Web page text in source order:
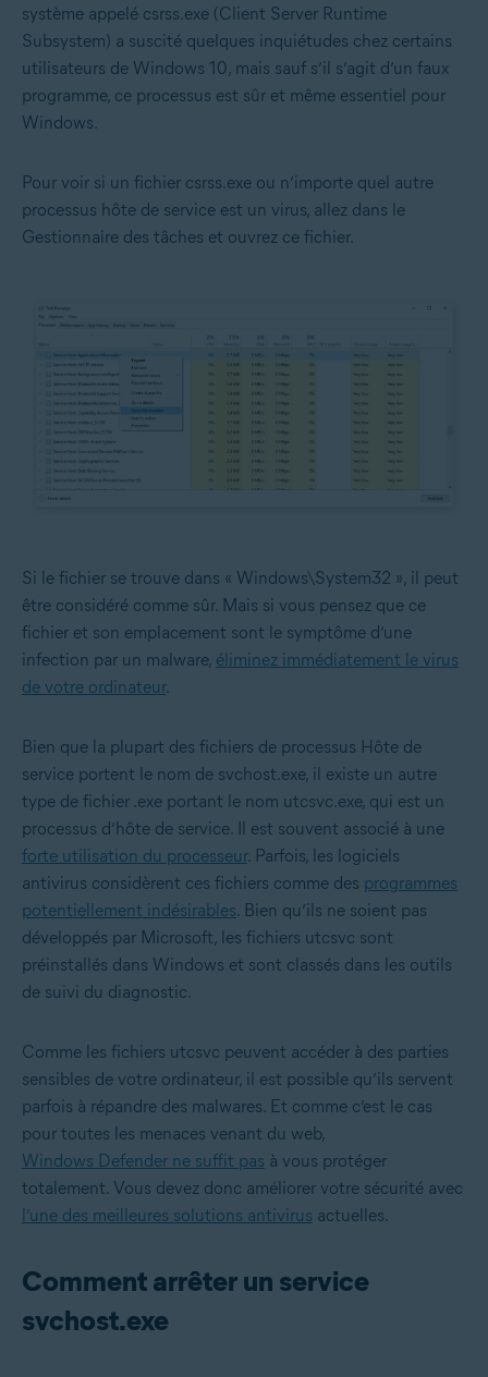
système appelé csrss.exe (Client Server Runtime
Subsystem) a suscité quelques inquiétudes chez certains
utilisateurs de Windows 10, mais sauf s’il s’agit d’un faux
programme, ce processus est sûr et même essentiel pour
Windows.
Pour voir si un fichier csrss.exe ou n’importe quel autre
processus hôte de service est un virus, allez dans le
Gestionnaire des tâches et ouvrez ce fichier.
Si le fichier se trouve dans « Windows\System32 », il peut
être considéré comme sûr. Mais si vous pensez que ce
fichier et son emplacement sont le symptôme d’une
infection par un malware, éliminez immédiatement le virus
de votre ordinateur.
Bien que la plupart des fichiers de processus Hôte de
service portent le nom de svchost.exe, il existe un autre
type de fichier .exe portant le nom utcsvc.exe, qui est un
processus d’hôte de service. Il est souvent associé à une
forte utilisation du processeur. Parfois, les logiciels
antivirus considèrent ces fichiers comme des programmes
potentiellement indésirables. Bien qu’ils ne soient pas
développés par Microsoft, les fichiers utcsvc sont
préinstallés dans Windows et sont classés dans les outils
de suivi du diagnostic.
Comme les fichiers utcsvc peuvent accéder à des parties
sensibles de votre ordinateur, il est possible qu’ils servent
parfois à répandre des malwares. Et comme c’est le cas
pour toutes les menaces venant du web,
Windows Defender ne suffit pas à vous protéger
totalement. Vous devez donc améliorer votre sécurité avec
l’une des meilleures solutions antivirus actuelles.
Comment arrêter un service
svchost.exe